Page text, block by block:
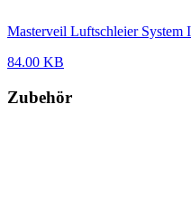
Masterveil Luftschleier System
84.00 KB
Zubehör